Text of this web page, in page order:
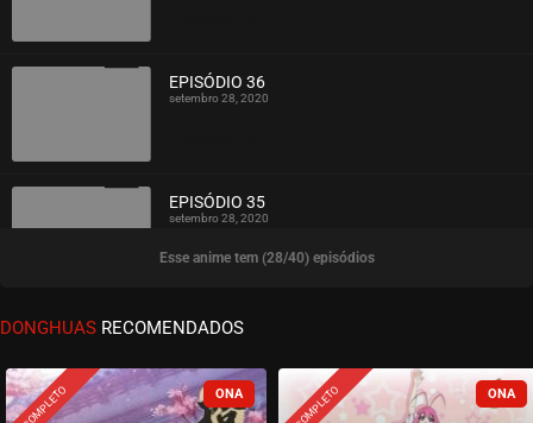
EPISÓDIO 36
setembro 28, 2020
ASSISTIDO
EPISÓDIO 35
setembro 28, 2020
ASSISTIDO
EPISÓDIO 34
Esse anime tem (28/40) episódios
DONGHUAS RECOMENDADOS
COMPLETO COMPLETO